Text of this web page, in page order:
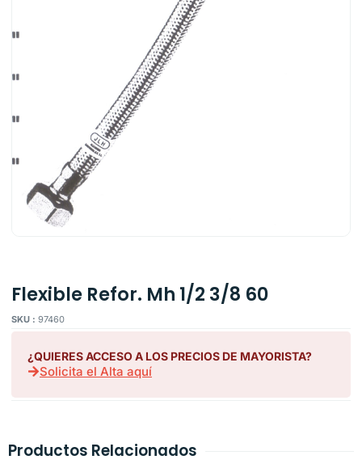
Flexible Refor. Mh 1/2 3/8 60
SKU : 97460
¿QUIERES ACCESO A LOS PRECIOS DE MAYORISTA?
Solicita el Alta aquí
Productos Relacionados